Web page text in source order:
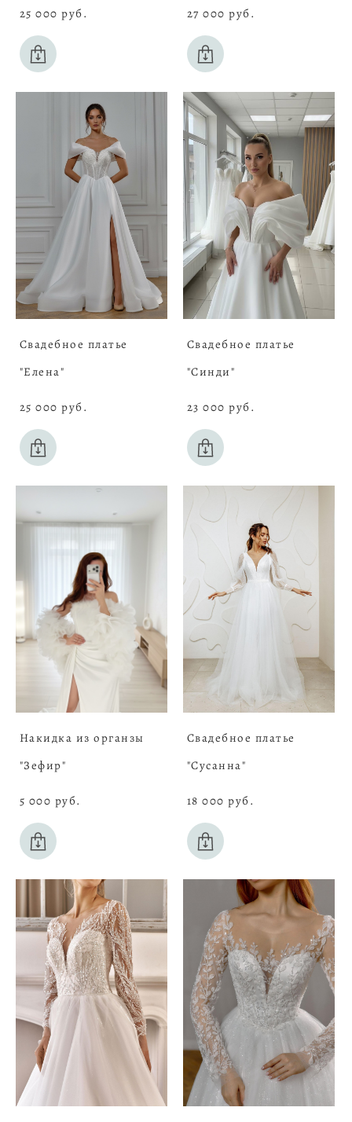
25 000 pуб. 27 000 pуб.
Свадебное платье
"Елена"
25 000 pуб.
Свадебное платье
"Синди"
23 000 pуб.
Накидка из органзы
"Зефир"
5 000 pуб.
Свадебное платье
"Сусанна"
18 000 pуб.